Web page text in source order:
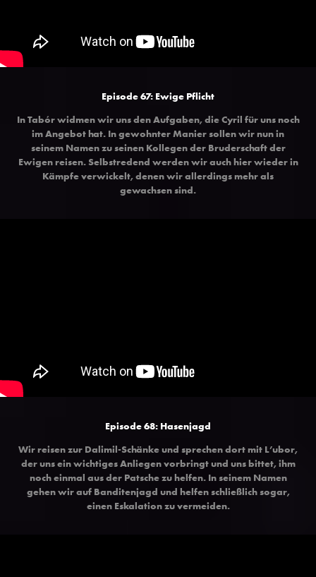
Episode 67: Ewige Pflicht
In Tabór widmen wir uns den Aufgaben, die Cyril für uns noch
im Angebot hat. In gewohnter Manier sollen wir nun in
seinem Namen zu seinen Kollegen der Bruderschaft der
Ewigen reisen. Selbstredend werden wir auch hier wieder in
Kämpfe verwickelt, denen wir allerdings mehr als
gewachsen sind.
Episode 68: Hasenjagd
Wir reisen zur Dalimil-Schänke und sprechen dort mit L’ubor,
der uns ein wichtiges Anliegen vorbringt und uns bittet, ihm
noch einmal aus der Patsche zu helfen. In seinem Namen
gehen wir auf Banditenjagd und helfen schließlich sogar,
einen Eskalation zu vermeiden.